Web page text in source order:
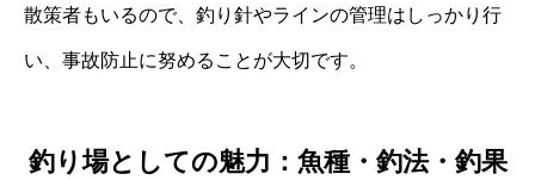
散策者もいるので、釣り針やラインの管理はしっかり行
い、事故防止に努めることが大切です。
釣り場としての魅力：魚種・釣法・釣果